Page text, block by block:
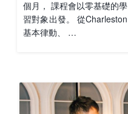
個月， 課程會以零基礎的學
習對象出發。 從Charleston
基本律動、 …